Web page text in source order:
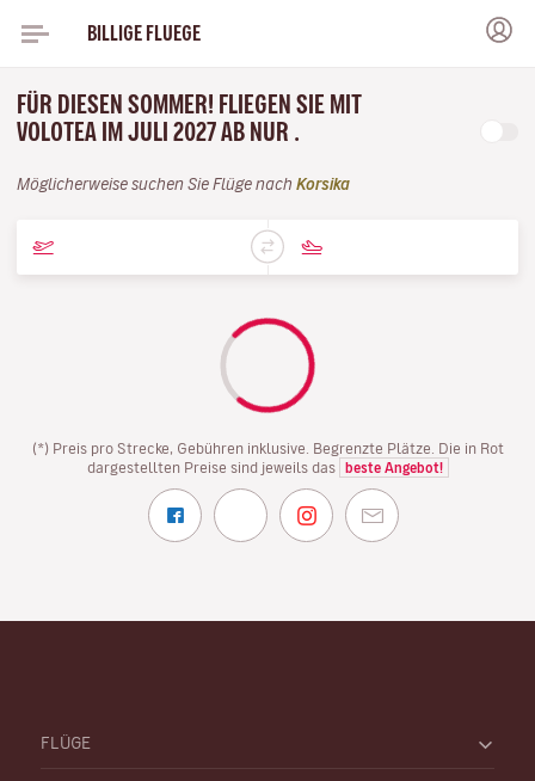
BILLIGE FLUEGE
FÜR DIESEN SOMMER! FLIEGEN SIE MIT
VOLOTEA IM JULI 2027 AB NUR .
Möglicherweise suchen Sie Flüge nach Korsika
(*) Preis pro Strecke, Gebühren inklusive. Begrenzte Plätze. Die in Rot
dargestellten Preise sind jeweils das
beste Angebot!
FLÜGE